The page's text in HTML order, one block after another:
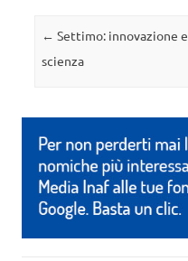
Navigazione articolo
← Settimo: innovazione e
scienza